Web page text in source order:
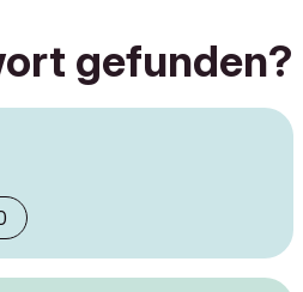
gefunden?